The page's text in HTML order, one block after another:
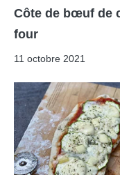
Côte de bœuf de
four
11 octobre 2021